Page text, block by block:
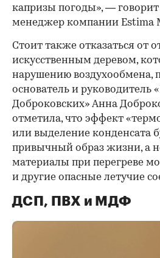
капризы погоды», —
менеджер компании Estima
Стоит также отказаться от
искусственным деревом,
нарушению воздухообмена,
основатель и руководитель
Доброковских» Анна
отметила, что эффект
или выделение конденсата
привычный образ жизни, а
материалы при перегреве
и другие опасные летучие
ДСП, ПВХ и МДФ